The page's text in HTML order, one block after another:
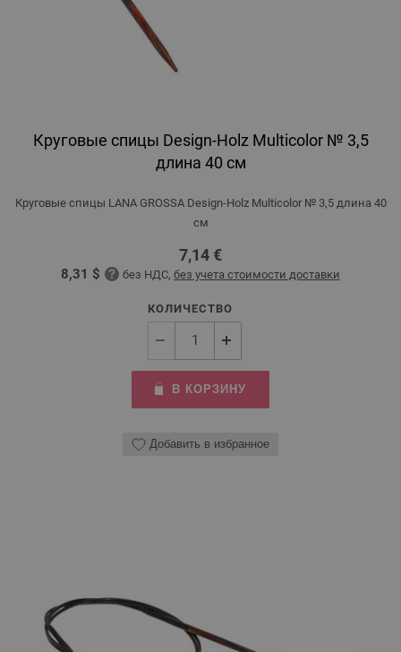
Круговые спицы Design-Holz Multicolor № 3,5
длина 40 см
Круговые спицы LANA GROSSA Design-Holz Multicolor № 3,5 длина 40
см
7,14 €
8,31 $ без НДС, без учета стоимости доставки
КОЛИЧЕСТВО
В КОРЗИНУ
Добавить в избранное